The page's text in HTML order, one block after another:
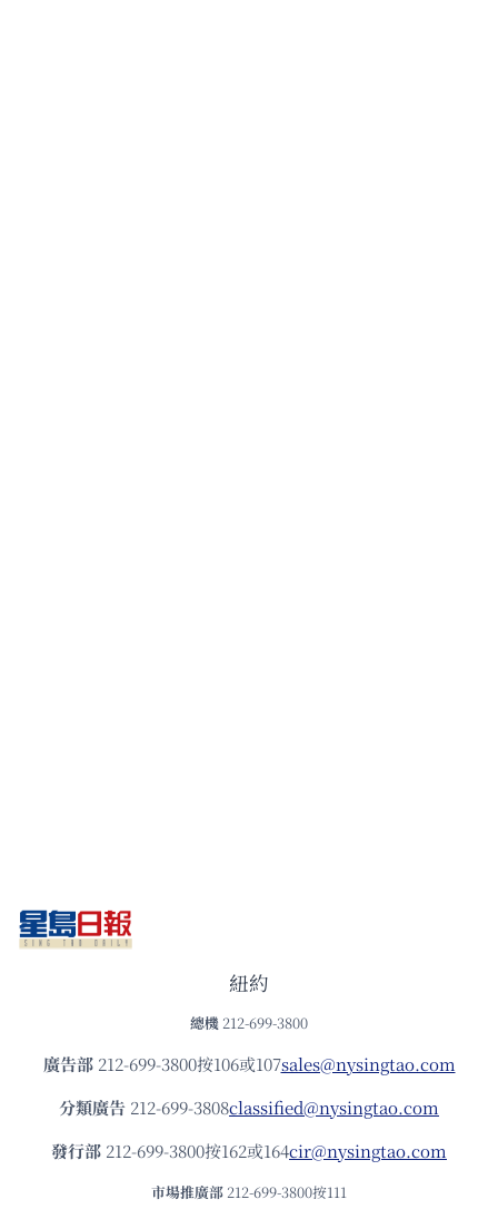
紐約
總機 212-699-3800
廣告部212-699-3800按106或107sales@nysingtao.com
分類廣告 212-699-3808classified@nysingtao.com
發⾏部 212-699-3800按162或164cir@nysingtao.com
市場推廣部 212-699-3800按111